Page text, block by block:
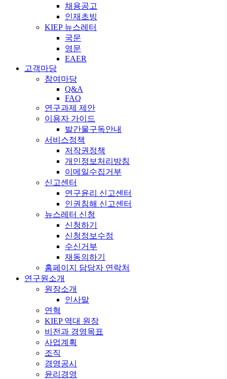
채용공고
인재초빙
KIEP 뉴스레터
국문
영문
EAER
고객마당
참여마당
Q&A
FAQ
연구과제 제안
이용자 가이드
발간물구독안내
서비스정책
저작권정책
개인정보처리방침
이메일수집거부
신고센터
연구윤리 신고센터
인권침해 신고센터
뉴스레터 신청
신청하기
신청정보수정
수신거부
재동의하기
홈페이지 담당자 연락처
연구원소개
원장소개
인사말
연혁
KIEP 역대 원장
비전과 경영목표
사업계획
조직
경영공시
윤리경영